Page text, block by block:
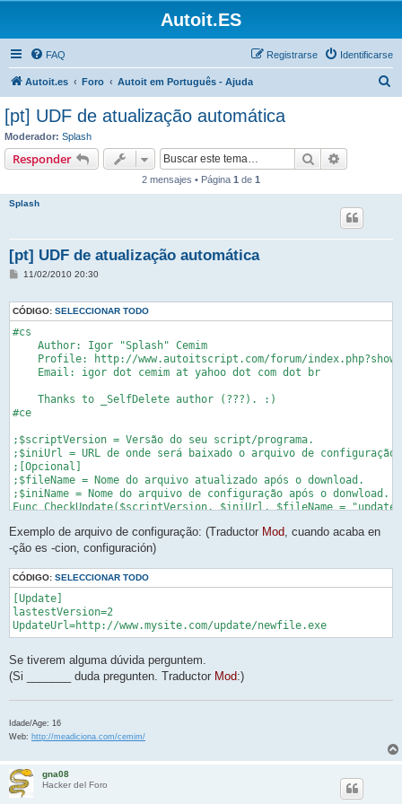
Autoit.ES
FAQ Identificarse
Registrarse
Autoit.es Foro Autoit em Português - Ajuda
[pt] UDF de atualização automática
Moderador: Splash
Responder Buscar
2 mensajes • Página 1 de 1
Splash
[pt] UDF de atualização automática
M
s
a
e
11/02/2010 20:30
CÓDIGO: SELECCIONAR TODO
#cs
    Author: Igor "Splash" Cemim
Profile: http://www.autoitscript.com/forum/
    Email: igor dot cemim at yahoo dot com dot br
    Thanks to _SelfDelete author (???). :)
#ce
;$scriptVersion = Versão do seu script/programa.
;$iniUrl = URL de onde será baixado o arquivo de configuração.
;[Opcional]
;$fileName = Nome do arquivo atualizado após o download.
;$iniName = Nome do arquivo de configuração após o donwload.
Func CheckUpdate($scriptVersion, $iniUrl, $fileName =
$lastestVersion = IniRead($iniName, "Update",
    $updateUrl = IniRead($iniName, "Update", "updateUrl", 0)
        InetGet($updateUrl, $fileName, 1, 0)
        FileDelete(@ScriptDir & "\" & $iniName)
        _DoUpdate(@ScriptDir & "\" & $fileName)
    EndIf
EndFunc   ;==>CheckUpdate
;$newFile = Arquivo atualizado.
;$iDelay = Tempo de espera entre a execução dos comandos.
Func _DoUpdate($newFile, $iDelay = 4)
$sCmdFile = 'ping -n ' & $iDelay & ' 127.0.0.1 > nul' &
             & ':loop' & @CRLF _
             & 'del "' & @ScriptFullPath & '" > nul' & @CRLF _
& 'if exist "' & @ScriptFullPath & '" goto loop'
& 'ping -n ' & $iDelay & ' 127.0.0.1 > nul' &
& 'rename "' & $newFile & '" "' & @ScriptName &
Exemplo de arquivo de configuração: (Traductor Mod, cuando acaba en
-ção es -cion, configuración)
CÓDIGO: SELECCIONAR TODO
[Update]
lastestVersion=2
Se tiverem alguma dúvida perguntem.
(Si _______ duda pregunten. Traductor Mod:)
Idade/Age: 16
Web: http://meadiciona.com/cemim/
gna08
Hacker del Foro